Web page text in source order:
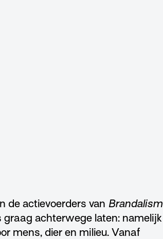
de actievoerders van Brandalism
achterwege laten: namelijk
mens, dier en milieu. Vanaf